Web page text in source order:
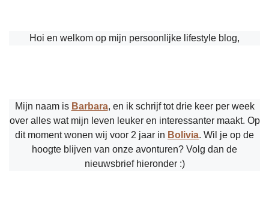
Hoi en welkom op mijn persoonlijke lifestyle blog,
Mijn naam is Barbara, en ik schrijf tot drie keer per week
over alles wat mijn leven leuker en interessanter maakt. Op
dit moment wonen wij voor 2 jaar in Bolivia. Wil je op de
hoogte blijven van onze avonturen? Volg dan de
nieuwsbrief hieronder :)